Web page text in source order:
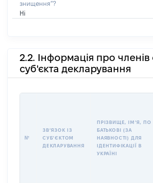
знищення”?
Ні
2.2. Інформація про членів
суб'єкта декларування
№
ЗВʼЯЗОК ІЗ
СУБʼЄКТОМ
ДЕКЛАРУВАННЯ
ПРІЗВИЩЕ, ІМʼЯ, ПО
БАТЬКОВІ (ЗА
НАЯВНОСТІ) ДЛЯ
ІДЕНТИФІКАЦІЇ В
УКРАЇНІ